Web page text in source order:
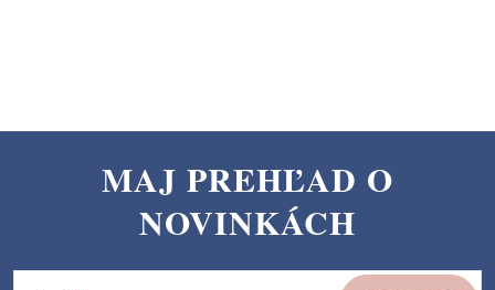
d
p
p
MAJ PREHĽAD O
NOVINKÁCH